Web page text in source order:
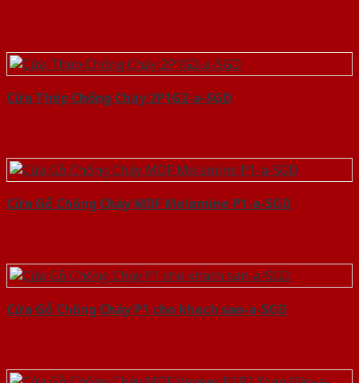
Cửa Thép Chống Cháy 2P1G2-a-SGD
Cửa Gỗ Chống Cháy MDF Melamine P1-a-SGD
Cửa Gỗ Chống Cháy P1 cho khach san-a-SGD